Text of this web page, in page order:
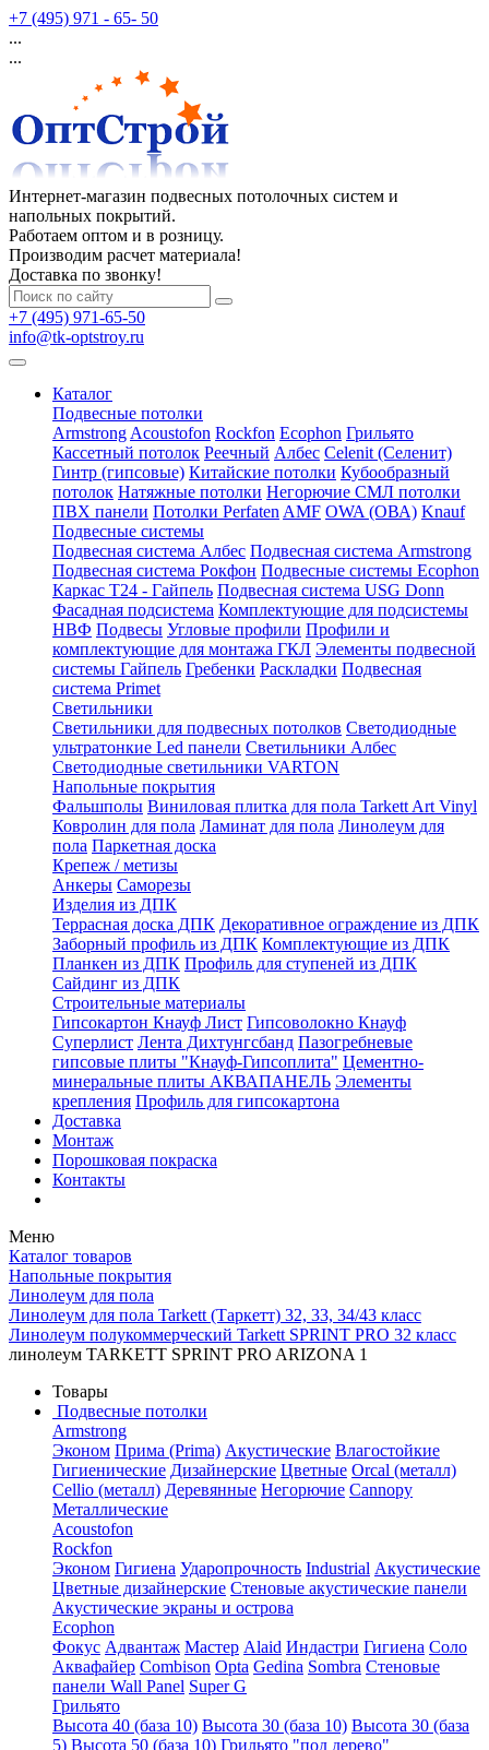
+7 (495) 971 - 65- 50
...
...
Интернет-магазин подвесных потолочных систем и
напольных покрытий.
Работаем оптом и в розницу.
Производим расчет материала!
Доставка по звонку!
+7 (495) 971-65-50
info@tk-optstroy.ru
Каталог
Подвесные потолки
Armstrong Acoustofon Rockfon Ecophon Грильято
Кассетный потолок Реечный Албес Celenit (Селенит)
Гинтр (гипсовые) Китайские потолки Кубообразный
потолок Натяжные потолки Негорючие СМЛ потолки
ПВХ панели Потолки Perfaten AMF OWA (ОВА) Knauf
Подвесные системы
Подвесная система Албес Подвесная система Armstrong
Подвесная система Рокфон Подвесные системы Ecophon
Каркас Т24 - Гайпель Подвесная система USG Donn
Фасадная подсистема Комплектующие для подсистемы
НВФ Подвесы Угловые профили Профили и
комплектующие для монтажа ГКЛ Элементы подвесной
системы Гайпель Гребенки Раскладки Подвесная
система Primet
Светильники
Светильники для подвесных потолков Светодиодные
ультратонкие Led панели Светильники Албес
Светодиодные светильники VARTON
Напольные покрытия
Фальшполы Виниловая плитка для пола Tarkett Art Vinyl
Ковролин для пола Ламинат для пола Линолеум для
пола Паркетная доска
Крепеж / метизы
Анкеры Саморезы
Изделия из ДПК
Террасная доска ДПК Декоративное ограждение из ДПК
Заборный профиль из ДПК Комплектующие из ДПК
Планкен из ДПК Профиль для ступеней из ДПК
Сайдинг из ДПК
Строительные материалы
Гипсокартон Кнауф Лист Гипсоволокно Кнауф
Суперлист Лента Дихтунгсбанд Пазогребневые
гипсовые плиты "Кнауф-Гипсоплита" Цементно-
минеральные плиты АКВАПАНЕЛЬ Элементы
крепления Профиль для гипсокартона
Доставка
Монтаж
Порошковая покраска
Контакты
Меню
Каталог товаров
Напольные покрытия
Линолеум для пола
Линолеум для пола Tarkett (Таркетт) 32, 33, 34/43 класс
Линолеум полукоммерческий Tarkett SPRINT PRO 32 класс
линолеум TARKETT SPRINT PRO ARIZONA 1
Товары
Подвесные потолки
Armstrong
Эконом Прима (Prima) Акустические Влагостойкие
Гигиенические Дизайнерские Цветные Orcal (металл)
Cellio (металл) Деревянные Негорючие Cannopy
Металлические
Acoustofon
Rockfon
Эконом Гигиена Ударопрочность Industrial Акустические
Цветные дизайнерские Стеновые акустические панели
Акустические экраны и острова
Ecophon
Фокус Адвантаж Мастер Alaid Индастри Гигиена Соло
Аквафайер Combison Opta Gedina Sombra Стеновые
панели Wall Panel Super G
Грильято
Высота 40 (база 10) Высота 30 (база 10) Высота 30 (база
5) Высота 50 (база 10) Грильято "под дерево"